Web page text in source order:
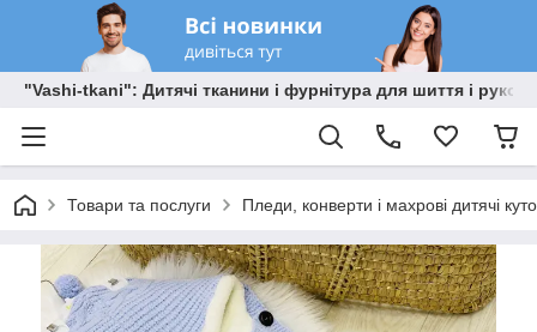
"Vashi-tkani": Дитячі тканини і фурнітура для шиття і
Товари та послуги Пледи, конверти і махрові дитячі